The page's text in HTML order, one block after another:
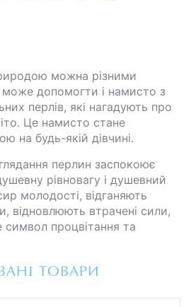
можна різними
допомогти і намисто з
перлів, які нагадують про
Це намисто стане
на будь-якій дівчині.
перлин заспокоює
рівновагу і душевний
молодості, відганяють
відновлюють втрачені сили,
символ процвітання та
ТОВАРИ